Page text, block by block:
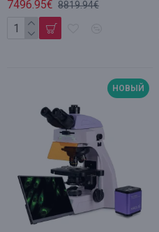
7496.95€ 8819.94€
НОВЫЙ